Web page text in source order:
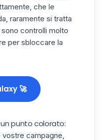
che le
raramente si tratta
sono controlli molto
per sbloccare la
🚀
punto colorato:
campagne,